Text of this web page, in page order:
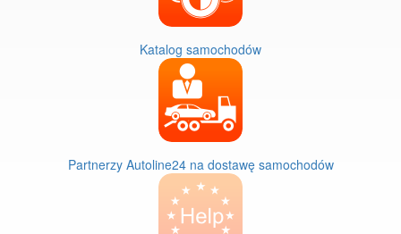
Katalog samochodów
Partnerzy Autoline24 na dostawę samochodów